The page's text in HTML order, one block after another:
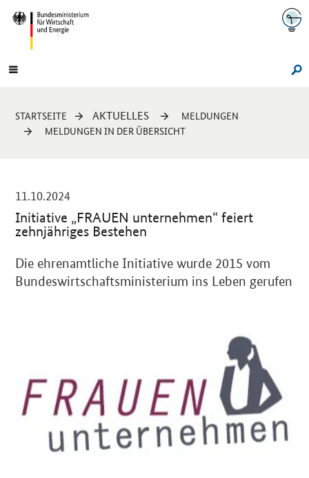
Navigation
Hauptmenü
Sie
sind
STARTSEITE AKTUELLES
MELDUNGEN
MELDUNGEN IN DER ÜBERSICHT
11.10.2024
Initiative „FRAUEN unternehmen“ feiert
zehnjähriges Bestehen
Die ehrenamtliche Initiative wurde 2015 vom
Bundeswirtschaftsministerium ins Leben gerufen